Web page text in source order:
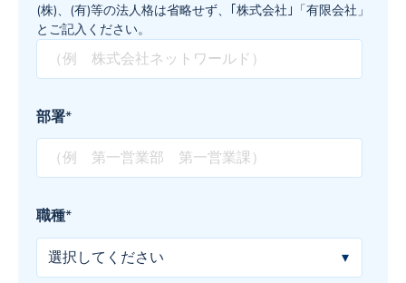
(株)、(有)等の法人格は省略せず、｢株式会社｣「有限会社」
とご記入ください。
部署*
職種*